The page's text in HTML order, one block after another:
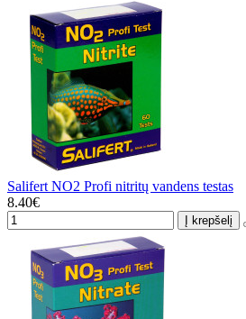
Salifert NO2 Profi nitritų vandens testas
8.40€
Į krepšelį